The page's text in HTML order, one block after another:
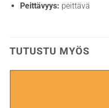
Peittävyys: peittävä
TUTUSTU MYÖS